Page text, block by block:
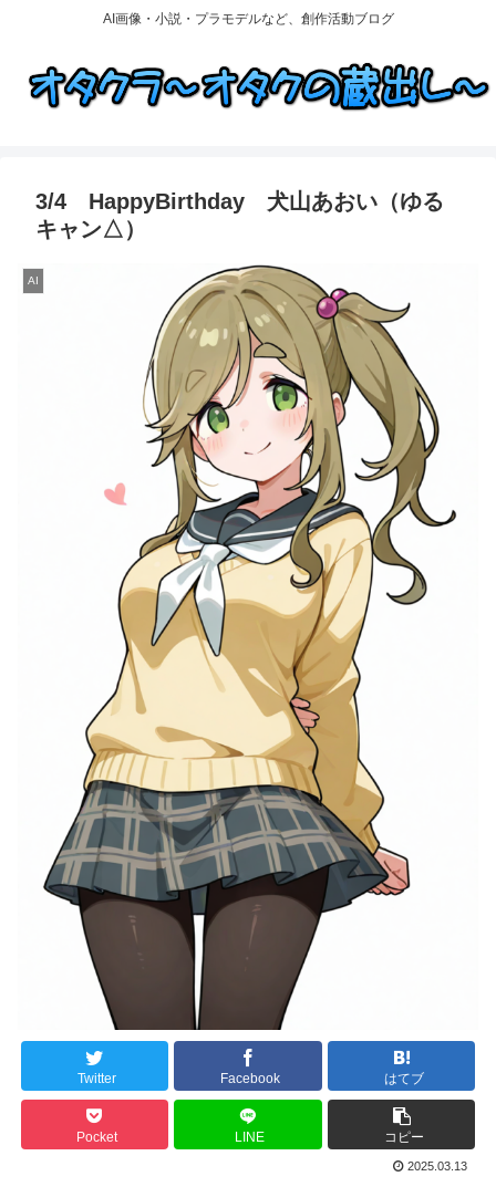
AI画像・小説・プラモデルなど、創作活動ブログ
3/4 HappyBirthday 犬山あおい（ゆる
キャン△）
AI
Twitter Facebook はてブ
Pocket LINE コピー
2025.03.13